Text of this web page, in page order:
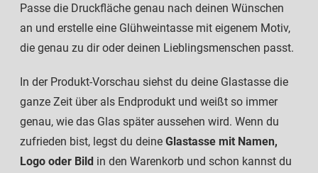
Passe die Druckfläche genau nach deinen Wünschen
an und erstelle eine Glühweintasse mit eigenem Motiv,
die genau zu dir oder deinen Lieblingsmenschen passt.
In der Produkt-Vorschau siehst du deine Glastasse die
ganze Zeit über als Endprodukt und weißt so immer
genau, wie das Glas später aussehen wird. Wenn du
zufrieden bist, legst du deine Glastasse mit Namen,
Logo oder Bild in den Warenkorb und schon kannst du